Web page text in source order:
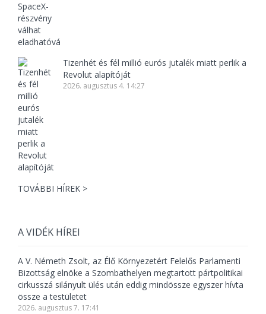
Tizenhét és fél millió eurós jutalék miatt perlik a
Revolut alapítóját
2026. augusztus 4. 14:27
TOVÁBBI HÍREK >
A VIDÉK HÍREI
A V. Németh Zsolt, az Élő Környezetért Felelős Parlamenti
Bizottság elnöke a Szombathelyen megtartott pártpolitikai
cirkusszá silányult ülés után eddig mindössze egyszer hívta
össze a testületet
2026. augusztus 7. 17:41